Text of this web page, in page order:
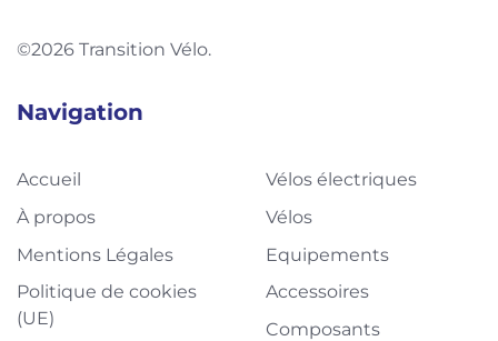
©2026 Transition Vélo.
Navigation
Accueil
À propos
Mentions Légales
Politique de cookies
(UE)
Vélos électriques
Vélos
Equipements
Accessoires
Composants